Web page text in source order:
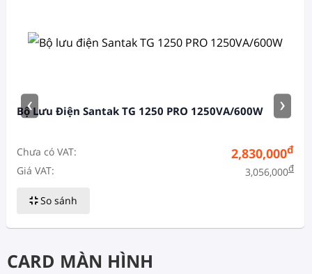
Bộ Lưu Điện Santak TG 1250 PRO 1250VA/600W
Chưa có VAT: 2,830,000đ
Giá VAT: 3,056,000đ
So sánh
‹ ›
CARD MÀN HÌNH